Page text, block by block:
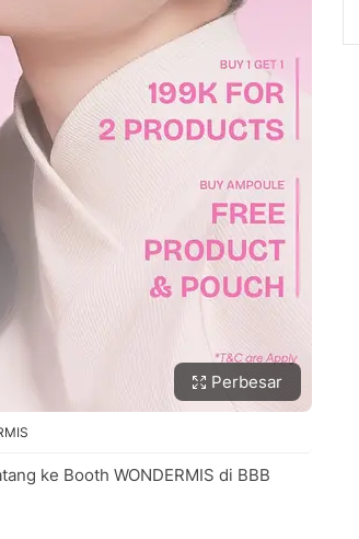
Perbesar
ke Booth WONDERMIS di BBB